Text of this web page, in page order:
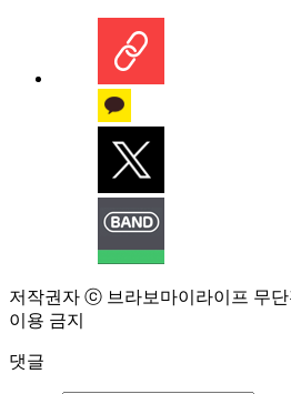
저작권자 ⓒ 브라보마이라이프 무
이용 금지
댓글